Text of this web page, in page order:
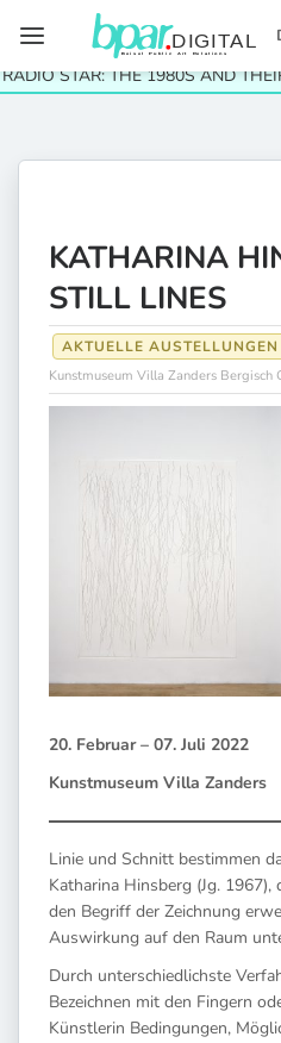
STAR: THE 1980S AND THEIR
KATHARINA
STILL LINES
AKTUELLE AUSTELLUNGEN
Kunstmuseum Villa Zanders Bergisch
20. Februar – 07. Juli 2022
Kunstmuseum Villa Zanders
Linie und Schnitt bestimmen
Katharina Hinsberg (Jg.
den Begriff der Zeichnung
Auswirkung auf den Raum
Durch unterschiedlichste
Bezeichnen mit den Fingern
Künstlerin Bedingungen,